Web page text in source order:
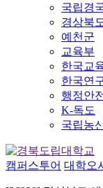
국립경
경상북
예천군
교육부
한국교
한국연
행정안
K-독도
국립농
캠퍼스투어 대학오